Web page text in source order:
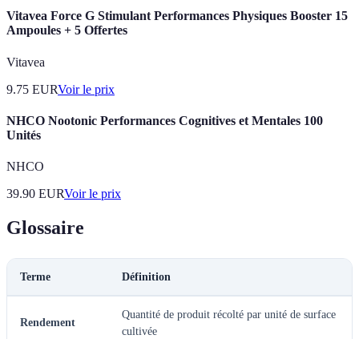
Vitavea Force G Stimulant Performances Physiques Booster 15
Ampoules + 5 Offertes
Vitavea
9.75 EURVoir le prix
NHCO Nootonic Performances Cognitives et Mentales 100
Unités
NHCO
39.90 EURVoir le prix
Glossaire
Terme Définition
Rendement
Quantité de produit récolté par unité de surface
cultivée